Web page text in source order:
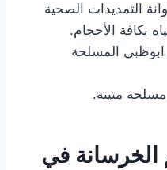
التمديدات الصحية
بكافة الأحجام.
المسلحة
متينة.
في